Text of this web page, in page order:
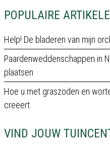
POPULAIRE
Help! De bladeren van mijn
Paardenweddenschappen in
plaatsen
Hoe u met graszoden en
creëert
VIND JOUW